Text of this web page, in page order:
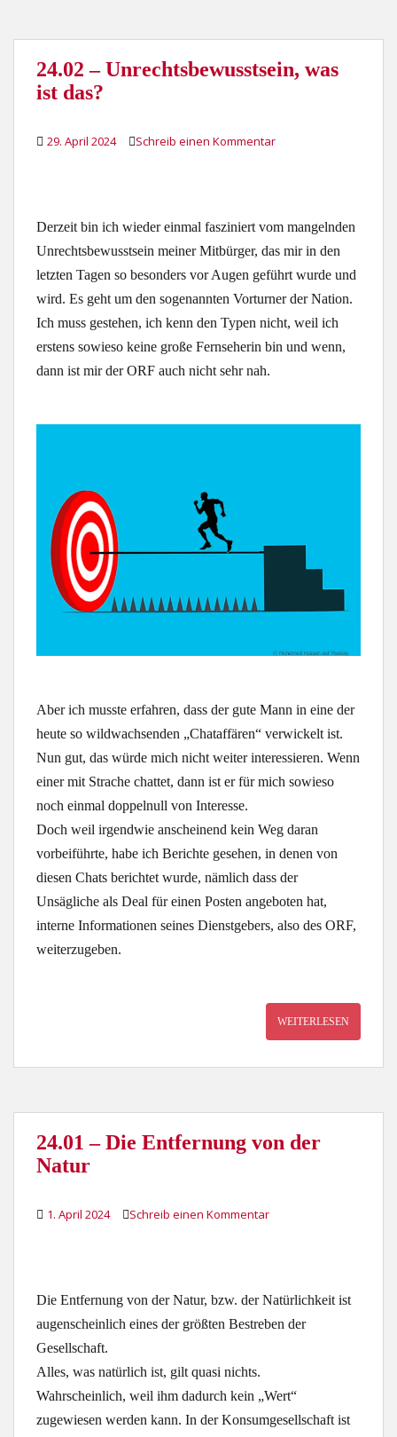
24.02 – Unrechtsbewusstsein, was
ist das?
29. April 2024 Schreib einen Kommentar
Derzeit bin ich wieder einmal fasziniert vom mangelnden
Unrechtsbewusstsein meiner Mitbürger, das mir in den
letzten Tagen so besonders vor Augen geführt wurde und
wird. Es geht um den sogenannten Vorturner der Nation.
Ich muss gestehen, ich kenn den Typen nicht, weil ich
erstens sowieso keine große Fernseherin bin und wenn,
dann ist mir der ORF auch nicht sehr nah.
Aber ich musste erfahren, dass der gute Mann in eine der
heute so wildwachsenden „Chataffären“ verwickelt ist.
Nun gut, das würde mich nicht weiter interessieren. Wenn
einer mit Strache chattet, dann ist er für mich sowieso
noch einmal doppelnull von Interesse.
Doch weil irgendwie anscheinend kein Weg daran
vorbeiführte, habe ich Berichte gesehen, in denen von
diesen Chats berichtet wurde, nämlich dass der
Unsägliche als Deal für einen Posten angeboten hat,
interne Informationen seines Dienstgebers, also des ORF,
weiterzugeben.
WEITERLESEN
24.01 – Die Entfernung von der
Natur
1. April 2024 Schreib einen Kommentar
Die Entfernung von der Natur, bzw. der Natürlichkeit ist
augenscheinlich eines der größten Bestreben der
Gesellschaft.
Alles, was natürlich ist, gilt quasi nichts.
Wahrscheinlich, weil ihm dadurch kein „Wert“
zugewiesen werden kann. In der Konsumgesellschaft ist